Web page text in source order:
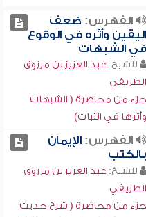
الفهرس: ضعف
اليقين وأثره في الوقوع
في الشبهات
للشيخ: عبد العزيز بن مرزوق
الطريفي
جزء من محاضرة ( الشبهات
وأثرها في الثبات)
الفهرس:الإيمان
بالكتب
للشيخ: عبد العزيز بن مرزوق
الطريفي
جزء من محاضرة ( شرح حديث